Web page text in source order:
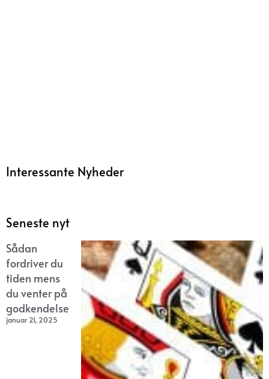
Interessante Nyheder
Seneste nyt
Sådan
fordriver du
tiden mens
du venter på
godkendelse
januar 21, 2025